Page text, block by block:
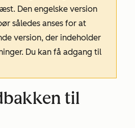
Den engelske version
således anses for at
version, der indeholder
Du kan få adgang til
til